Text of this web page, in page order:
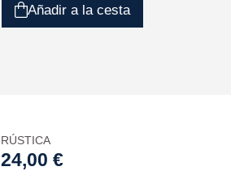
Añadir a la cesta
RÚSTICA
24,00 €